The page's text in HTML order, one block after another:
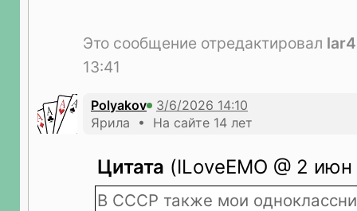
Это сообщение отредактировал
13:41
Polyakov
Ярила • На сайте 14 лет
Цитата (ILoveEMO @ 2
В СССР также мои